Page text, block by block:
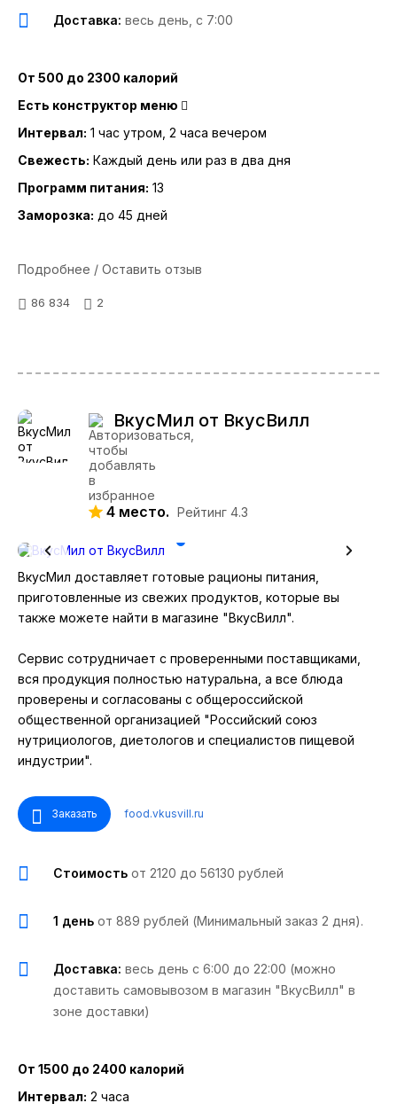
Доставка: весь день, с 7:00
От 500 до 2300 калорий
Есть конструктор меню
Интервал: 1 час утром, 2 часа вечером
Свежесть: Каждый день или раз в два дня
Программ питания: 13
Заморозка: до 45 дней
Подробнее / Оставить отзыв
86 834 2
ВкусМил от ВкусВилл
4 место. Рейтинг 4.3
ВкусМил доставляет готовые рационы питания,
приготовленные из свежих продуктов, которые вы
также можете найти в магазине "ВкусВилл".
Сервис сотрудничает с проверенными поставщиками,
вся продукция полностью натуральна, а все блюда
проверены и согласованы с общероссийской
общественной организацией "Российский союз
нутрициологов, диетологов и специалистов пищевой
индустрии".
Заказать food.vkusvill.ru
Стоимость от 2120 до 56130 рублей
1 день от 889 рублей (Минимальный заказ 2 дня).
Доставка: весь день с 6:00 до 22:00 (можно
доставить самовывозом в магазин "ВкусВилл" в
зоне доставки)
От 1500 до 2400 калорий
Интервал: 2 часа